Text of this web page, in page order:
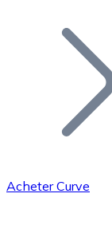
Ajoutez le
Acheter Curve